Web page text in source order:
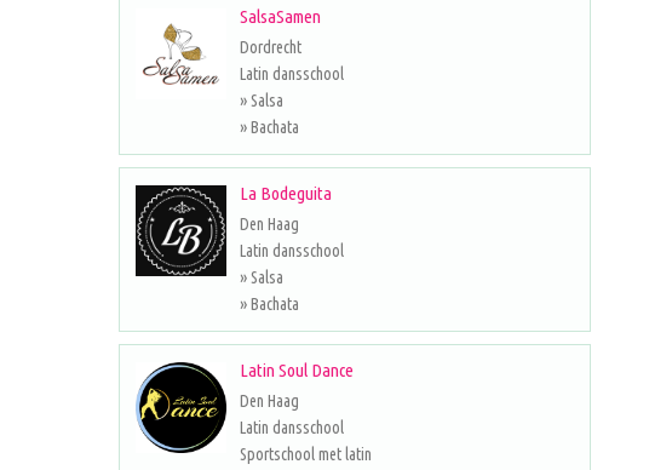
SalsaSamen
Dordrecht
Latin dansschool
» Salsa
» Bachata
La Bodeguita
Den Haag
Latin dansschool
» Salsa
» Bachata
Latin Soul Dance
Den Haag
Latin dansschool
Sportschool met latin